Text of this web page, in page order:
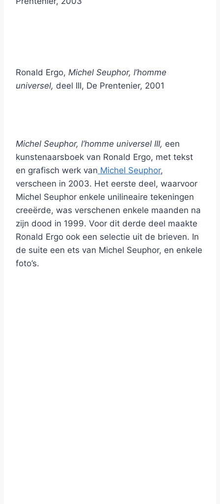
Ronald Ergo, Michel Seuphor, l’homme
universel, deel III, De Prentenier, 2001
Michel Seuphor, l’homme universel III, een
kunstenaarsboek van Ronald Ergo, met tekst
en grafisch werk van Michel Seuphor,
verscheen in 2003. Het eerste deel, waarvoor
Michel Seuphor enkele unilineaire tekeningen
creeërde, was verschenen enkele maanden na
zijn dood in 1999. Voor dit derde deel maakte
Ronald Ergo ook een selectie uit de brieven. In
de suite een ets van Michel Seuphor, en enkele
foto’s.